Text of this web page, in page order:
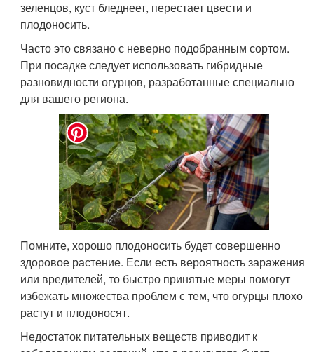
зеленцов, куст бледнеет, перестает цвести и
плодоносить.
Часто это связано с неверно подобранным сортом.
При посадке следует использовать гибридные
разновидности огурцов, разработанные специально
для вашего региона.
Помните, хорошо плодоносить будет совершенно
здоровое растение. Если есть вероятность заражения
или вредителей, то быстро принятые меры помогут
избежать множества проблем с тем, что огурцы плохо
растут и плодоносят.
Недостаток питательных веществ приводит к